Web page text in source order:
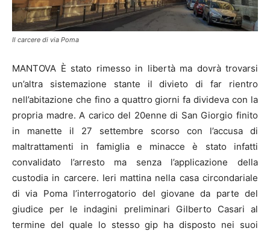
Il carcere di via Poma
MANTOVA È stato rimesso in libertà ma dovrà trovarsi
un’altra sistemazione stante il divieto di far rientro
nell’abitazione che fino a quattro giorni fa divideva con la
propria madre. A carico del 20enne di San Giorgio finito
in manette il 27 settembre scorso con l’accusa di
maltrattamenti in famiglia e minacce è stato infatti
convalidato l’arresto ma senza l’applicazione della
custodia in carcere. Ieri mattina nella casa circondariale
di via Poma l’interrogatorio del giovane da parte del
giudice per le indagini preliminari Gilberto Casari al
termine del quale lo stesso gip ha disposto nei suoi